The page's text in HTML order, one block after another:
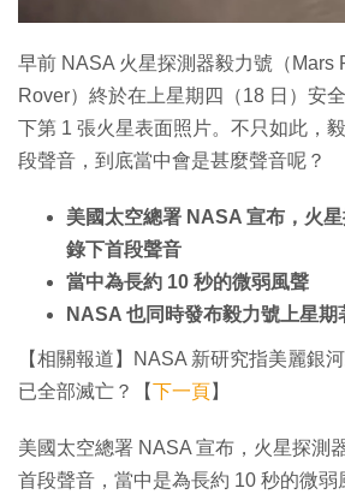
早前 NASA 火星探測器毅力號（Mars
Rover）終於在上星期四（18 日）安
下第 1 張火星表面照片。不只如此，
段聲音，到底當中會是甚麼聲音呢？
美國太空總署 NASA 宣布，火
錄下首段聲音
當中為長約 10 秒的微弱風聲
NASA 也同時發布毅力號上星期
【相關報道】NASA 新研究指美麗銀
已全部滅亡？【下一頁】
美國太空總署 NASA 宣布，火星探測
首段聲音，當中是為長約 10 秒的微